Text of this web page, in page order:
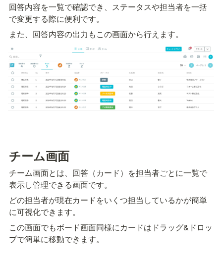
回答内容を一覧で確認でき、ステータスや担当者を一括
で変更する際に便利です。
また、回答内容の出力もこの画面から行えます。
チーム画面
チーム画面とは、回答（カード）を担当者ごとに一覧で
表示し管理できる画面です。
どの担当者が現在カードをいくつ担当しているかが簡単
に可視化できます。
この画面でもボード画面同様にカードはドラッグ&ドロッ
プで簡単に移動できます。